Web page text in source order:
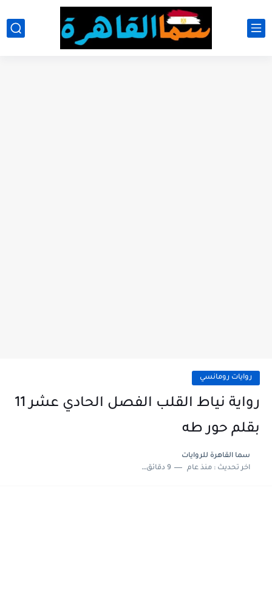
روايات رومانسي
رواية نياط القلب الفصل الحادي عشر 11
بقلم حور طه
سما القاهرة للروايات
اخر تحديث :منذ عام 9 دقائق للقراءة